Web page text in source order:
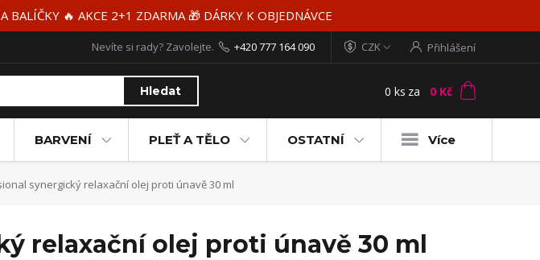
🔥 AKCE 2+1 ZDARMA 🎁 DÁRKY K OBJEDNÁVCE
CZK Přihlášení
Hledat
Nevíte si rady? Zavolejte. +420 777 164 090
0 ks za 0 Kč
BARVENÍ PLEŤ A TĚLO OSTATNÍ Více
synergický relaxační olej proti únavě 30 ml
relaxační olej proti únavě 30 ml